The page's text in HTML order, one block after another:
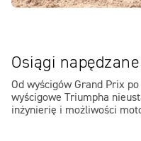
Osiągi
Od wyścigów Grand Prix
wyścigowe Triumpha
inżynierię i możliwości